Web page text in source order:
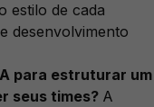
estilo de cada
desenvolvimento
para estruturar um
seus times? A